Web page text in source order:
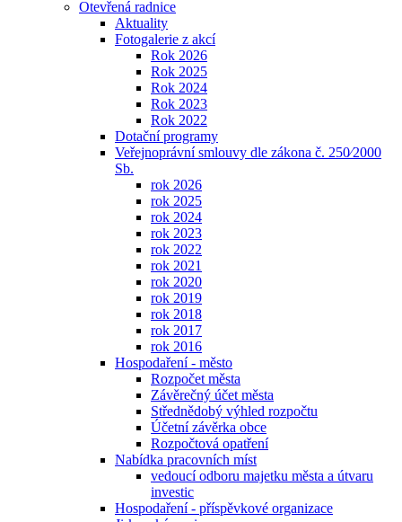
Otevřená radnice
Aktuality
Fotogalerie z akcí
Rok 2026
Rok 2025
Rok 2024
Rok 2023
Rok 2022
Dotační programy
Veřejnoprávní smlouvy dle zákona č. 250⁄2000
Sb.
rok 2026
rok 2025
rok 2024
rok 2023
rok 2022
rok 2021
rok 2020
rok 2019
rok 2018
rok 2017
rok 2016
Hospodaření - město
Rozpočet města
Závěrečný účet města
Střednědobý výhled rozpočtu
Účetní závěrka obce
Rozpočtová opatření
Nabídka pracovních míst
vedoucí odboru majetku města a útvaru
investic
Hospodaření - příspěvkové organizace